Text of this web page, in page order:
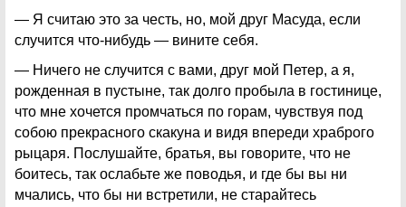
— Я считаю это за честь, но, мой друг Масуда, если
случится что-нибудь — вините себя.
— Ничего не случится с вами, друг мой Петер, а я,
рожденная в пустыне, так долго пробыла в гостинице,
что мне хочется промчаться по горам, чувствуя под
собою прекрасного скакуна и видя впереди храброго
рыцаря. Послушайте, братья, вы говорите, что не
боитесь, так ослабьте же поводья, и где бы вы ни
мчались, что бы ни встретили, не старайтесь